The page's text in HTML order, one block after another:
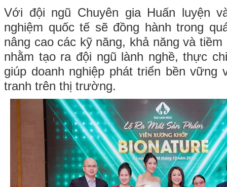
Với đội ngũ Chuyên gia Huấn luyện
nghiệm quốc tế sẽ đồng hành trong
nâng cao các kỹ năng, khả năng và
nhằm tạo ra đội ngũ lành nghề, thực
giúp doanh nghiệp phát triển bền vững
tranh trên thị trường.